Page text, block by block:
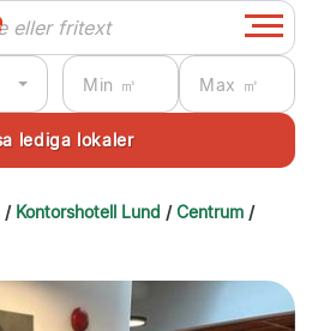
/ Kontorshotell Lund /Centrum /